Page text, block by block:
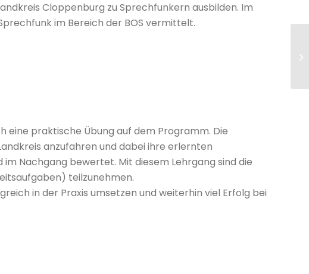
Cloppenburg zu Sprechfunkern ausbilden. Im
im Bereich der BOS vermittelt.
eine praktische Übung auf dem Programm. Die
anzufahren und dabei ihre erlernten
Nachgang bewertet. Mit diesem Lehrgang sind die
teilzunehmen.
in der Praxis umsetzen und weiterhin viel Erfolg bei